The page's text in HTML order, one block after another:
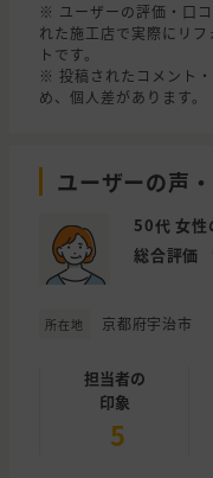
※ ユーザーの評価・口
れた施工店で実際にリ
トです。
※ 投稿されたコメント
め、個人差があります。
ユーザーの声
50代 女性
総合評価
所在地 京都府宇治市
担当者の
印象
5